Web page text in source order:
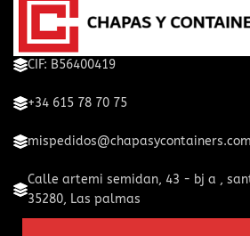
CIF: B56400419
+34 615 78 70 75
mispedidos@chapasycontainers.com
Calle artemi semidan, 43 - bj a ,
35280, Las palmas